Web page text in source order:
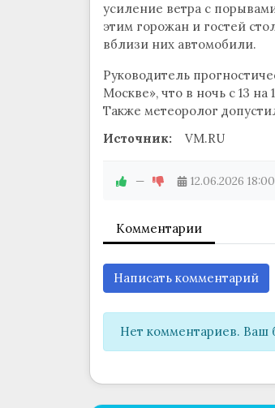
усиление ветра с
этим горожан и гостей
вблизи них автомобили.
Руководитель
Москве», что в ночь с 13
Также метеоролог
Источник:
VM.RU
— 12.06.2026 18:00
Комментарии
Написать комментарий
Нет комментариев. Ваш